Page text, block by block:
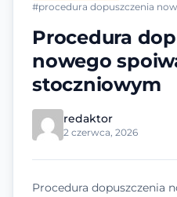
#procedura dopuszczenia
Procedura
nowego
stoczniowym
redaktor
2 czerwca, 2026
Procedura dopuszczenia